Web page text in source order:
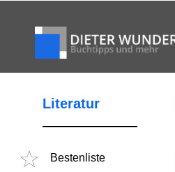
Literatur
Bestenliste